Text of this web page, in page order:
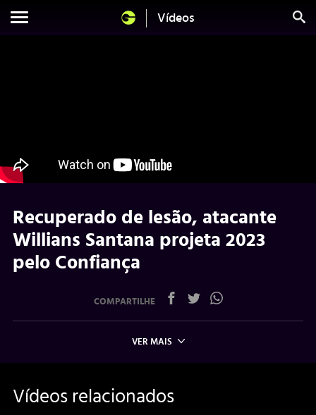
Vídeos
Recuperado de lesão, atacante
Willians Santana projeta 2023
pelo Confiança
COMPARTILHE
VER MAIS
Vídeos relacionados